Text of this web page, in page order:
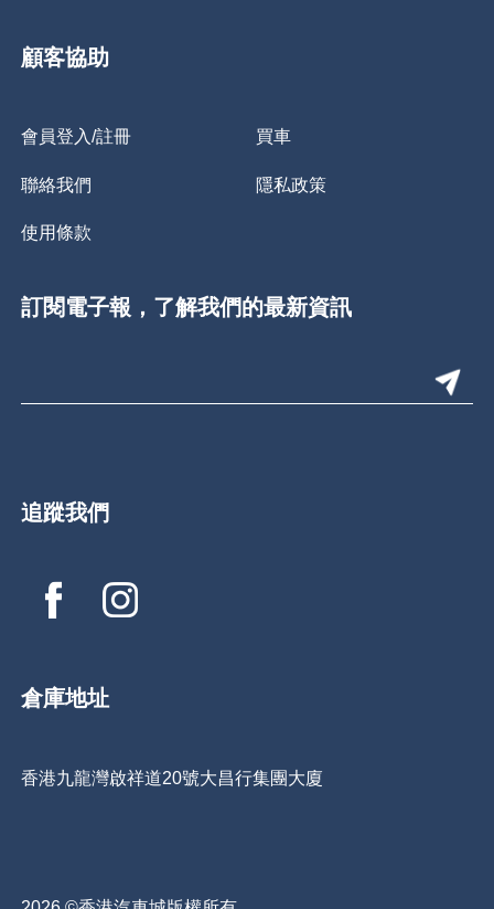
顧客協助
會員登入/註冊 買車
聯絡我們 隱私政策
使用條款
訂閱電子報，了解我們的最新資訊
追蹤我們
倉庫地址
香港九龍灣啟祥道20號大昌行集團大廈